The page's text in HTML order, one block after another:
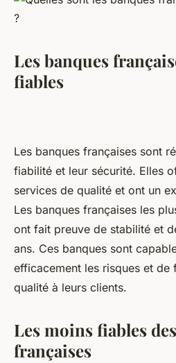
Les banques
fiables
Les banques françaises sont
fiabilité et leur sécurité. Elles
services de qualité et ont un
Les banques françaises les
ont fait preuve de stabilité et
ans. Ces banques sont
efficacement les risques et de
qualité à leurs clients.
Les moins fiables
françaises